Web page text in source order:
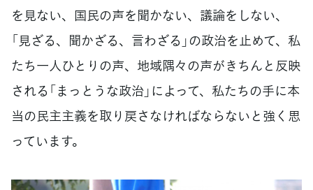
を見ない、国民の声を聞かない、議論をしない、
「見ざる、聞かざる、言わざる」の政治を止めて、私
たち一人ひとりの声、地域隅々の声がきちんと反映
される「まっとうな政治」によって、私たちの手に本
当の民主主義を取り戻さなければならないと強く思
っています。